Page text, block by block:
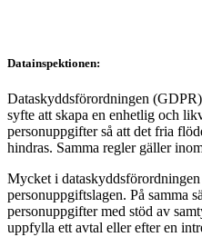
Datainspektionen:
Dataskyddsförordningen
syfte att skapa en enhetlig och
personuppgifter så att det fria
hindras. Samma regler gäller
Mycket i
personuppgiftslagen. På samma
personuppgifter med stöd av
uppfylla ett avtal eller efter en